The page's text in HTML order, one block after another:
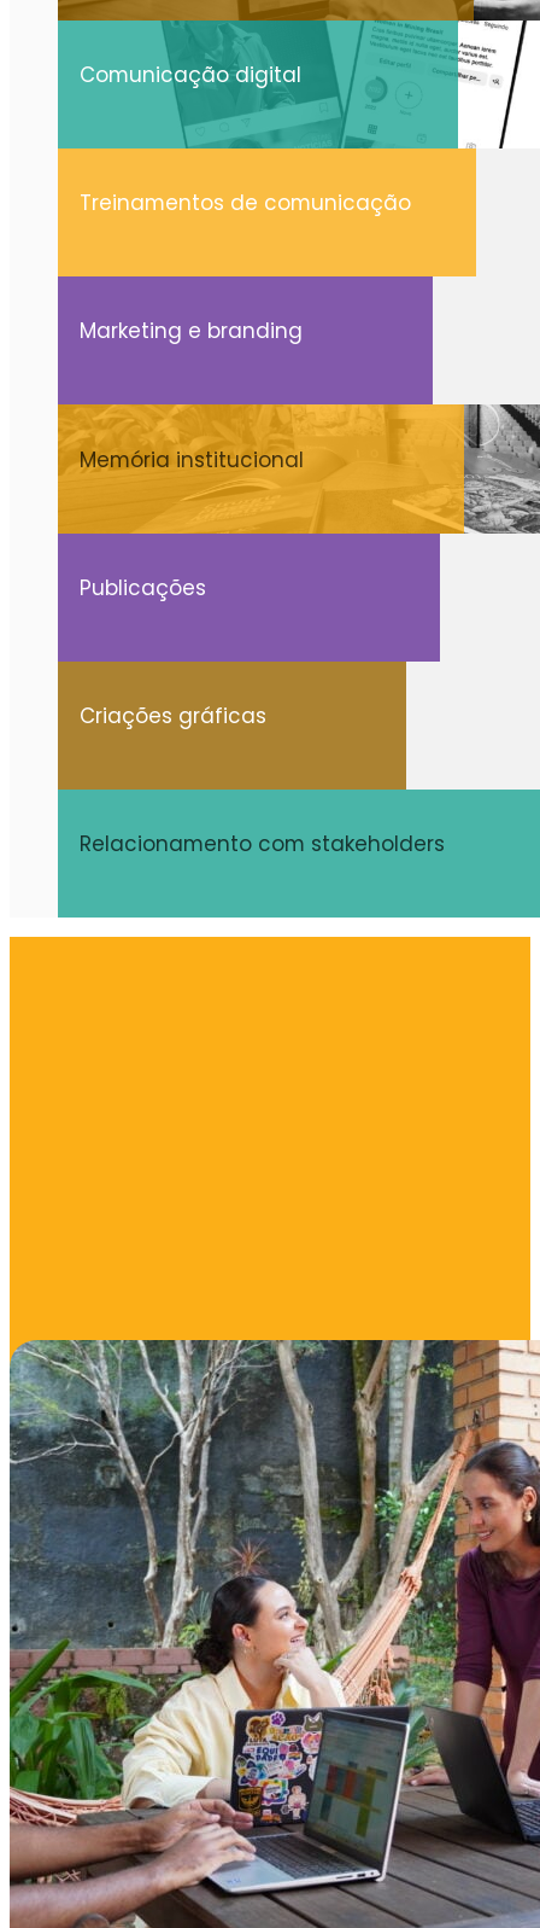
Comunicação digital
Treinamentos de comunicação
Marketing e branding
Memória institucional
Publicações
Criações gráficas
Relacionamento com stakeholders